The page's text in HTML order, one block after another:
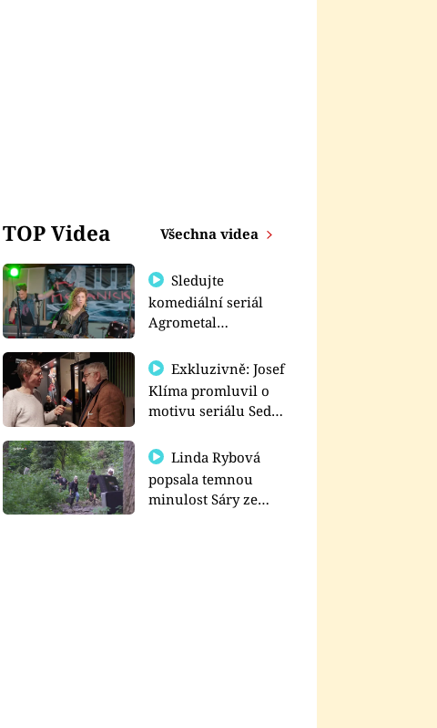
TOP Videa Všechna videa
Sledujte
komediální seriál
Agrometal
prima+
Exkluzivně: Josef
Klíma promluvil o
motivu seriálu Sedm
Linda Rybová
popsala temnou
minulost Sáry ze